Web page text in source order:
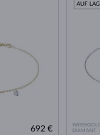
692 €
DIAMANT
AUF